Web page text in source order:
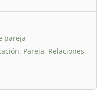
pareja
, Pareja, Relaciones,